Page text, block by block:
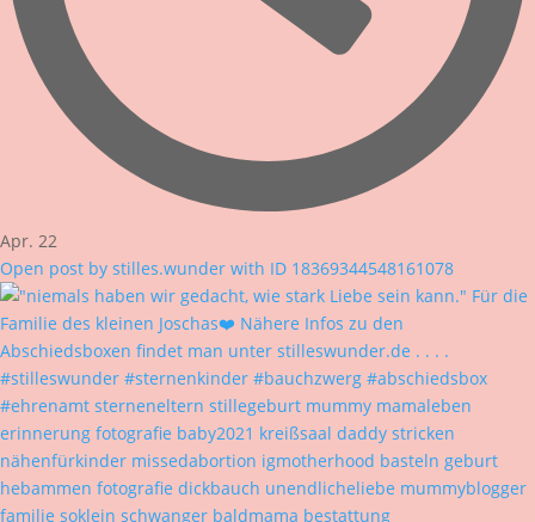
Apr. 22
Open post by stilles.wunder with ID 18369344548161078